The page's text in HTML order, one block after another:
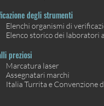
degli strumenti
Elenchi organismi di
Elenco storico dei laboratori
preziosi
Marcatura laser
Assegnatari marchi
Italia Turrita e Convenzione